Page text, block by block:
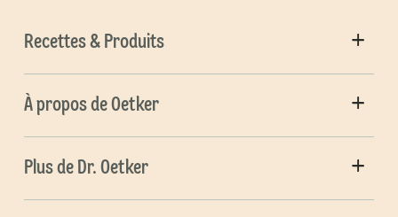
Recettes & Produits
À propos de Oetker
Plus de Dr. Oetker